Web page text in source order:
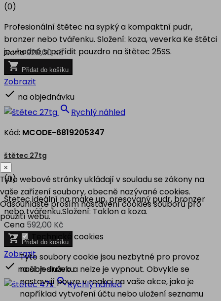
(0)
Profesionální štětec na sypký a kompaktní pudr,
bronzer nebo tvářenku. Složení: koza, veverka Ke štětci
je vhodné si pořídit pouzdro na štětec 25SS.
Cena920,00 Kč
 Přidat do košíku
Zobrazit
 na objednávku
 Rychlý náhled
Kód: MCODE-6819205347
štětec 27tg
(0)
Štetec ideální na make up, presovaný pudr, bronzer
nebo tvářenku.Složení: Taklon a koza.
Cena 592,00 Kč
 Přidat do košíku
Zobrazit
 na objednávku
Rychlý náhled
×
Tyto webové stránky ukládají v souladu se zákony na
vaše zařízení soubory, obecně nazývané cookies.
Odsouhlaste prosím nastavení cookies souborů pro
použití webu.
Technické cookies
Tyto soubory cookie jsou nezbytné pro provoz
našich služeb a nelze je vypnout. Obvykle se
nastavují pouze v reakci na vaše akce, jako je
například vytvoření účtu nebo uložení seznamu